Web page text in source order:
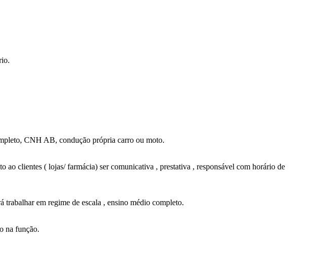
CNH AB, condução própria carro ou moto.
ao clientes ( lojas/ farmácia) ser comunicativa , prestativa , responsável com horário de
em regime de escala , ensino médio completo.
na função.